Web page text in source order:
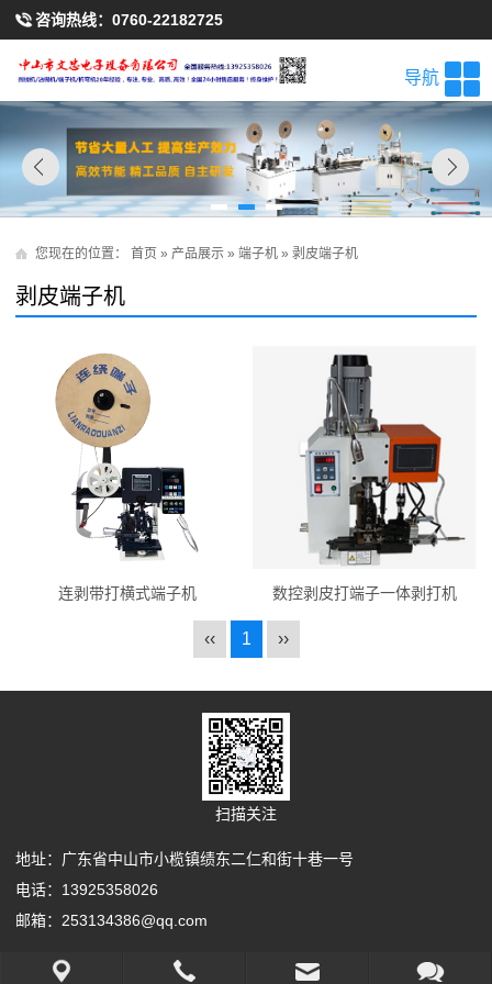
咨询热线： 0760-22182725
导航
您现在的位置： 首页 » 产品展示 » 端子机 » 剥皮端子机
剥皮端子机
连剥带打横式端子机 数控剥皮打端子一体剥打机
‹‹ 1 ››
扫描关注
地址：广东省中山市小榄镇绩东二仁和街十巷一号
电话：13925358026
邮箱：253134386@qq.com